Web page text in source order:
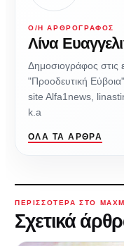
Ο/Η ΑΡΘΡΟΓΡΆΦΟΣ
Λίνα
Δημοσιογράφος στις
"Προοδευτική
site Alfa1news,
k.a
ΌΛΑ ΤΑ ΆΡΘΡΑ
ΠΕΡΙΣΣΌΤΕΡΑ ΣΤΟ
Σχετικά